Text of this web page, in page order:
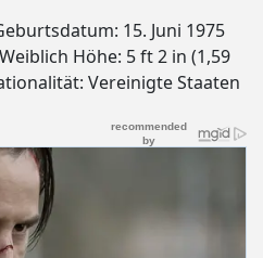
15. Juni 1975
Höhe: 5 ft 2 in (1,59
Vereinigte Staaten